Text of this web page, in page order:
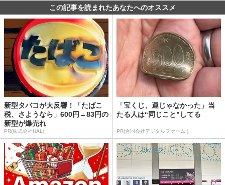
この記事を読まれたあなたへのオススメ
新型タバコが大反響！「たばこ
税、さようなら」600円→83円の
新型が爆売れ
PR(株式会社HAL)
「宝くじ、運じゃなかった」当
たる人は“同じこと”してる
PR(合同会社デジタルファーム )